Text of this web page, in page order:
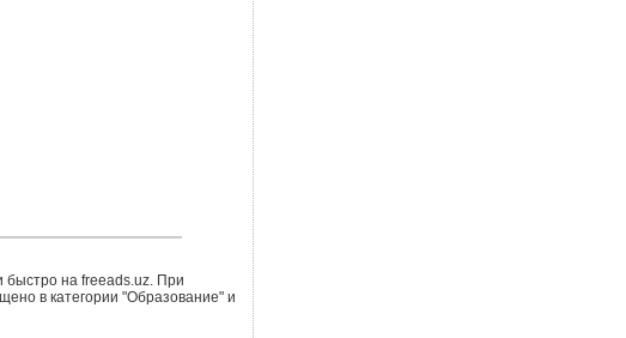
быстро на freeads.uz. При
в категории "Образование" и